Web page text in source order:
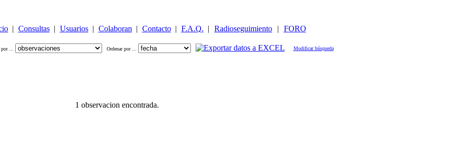
| Consultas | Usuarios | Colaboran | Contacto | F.A.Q. | Radioseguimiento | FORO
... Ordenar por ... Modificar búsqueda
1 observacion encontrada.